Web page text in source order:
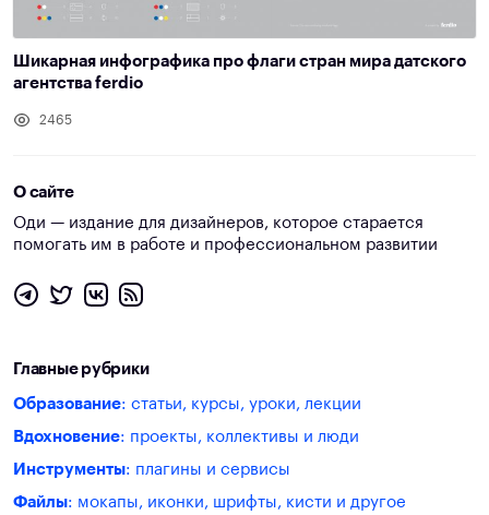
Шикарная инфографика про флаги стран мира датского
агентства ferdio
2465
О сайте
Оди — издание для дизайнеров, которое старается
помогать им в работе и профессиональном развитии
Главные рубрики
Образование: статьи, курсы, уроки, лекции
Вдохновение: проекты, коллективы и люди
Инструменты: плагины и сервисы
Файлы: мокапы, иконки, шрифты, кисти и другое